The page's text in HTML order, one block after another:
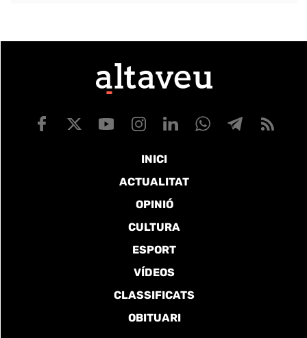
INICI
ACTUALITAT
OPINIÓ
CULTURA
ESPORT
VÍDEOS
CLASSIFICATS
OBITUARI